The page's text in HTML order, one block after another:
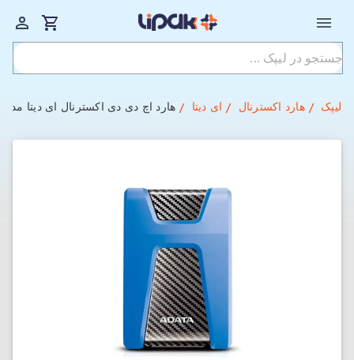
لیپک هارد اکسترنال ای دیتا هارد اچ دی دی اکسترنال ای دیتا مدل HD650 ظرفیت 2 ترابایت